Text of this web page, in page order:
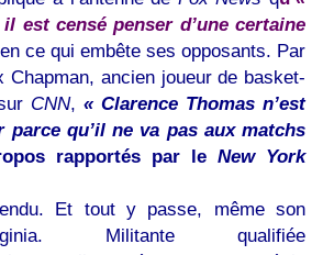
est censé penser d’une certaine
ce qui embête ses opposants. Par
Chapman, ancien joueur de basket-
CNN, « Clarence Thomas n’est
parce qu’il ne va pas aux matchs
rapportés par le New York
Et tout y passe, même son
Militante qualifiée